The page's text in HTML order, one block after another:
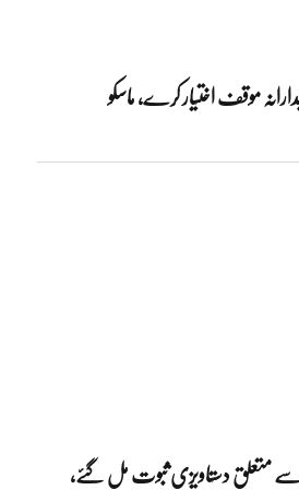
موقف اختیار کرے، ماسکو
سے متعلق دستاویزی ثبوت مل گئے،